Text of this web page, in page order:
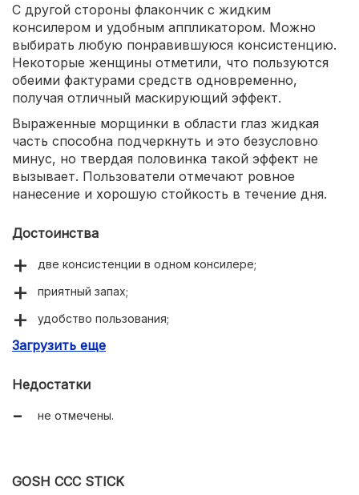
С другой стороны флакончик с жидким
консилером и удобным аппликатором. Можно
выбирать любую понравившуюся консистенцию.
Некоторые женщины отметили, что пользуются
обеими фактурами средств одновременно,
получая отличный маскирующий эффект.
Выраженные морщинки в области глаз жидкая
часть способна подчеркнуть и это безусловно
минус, но твердая половинка такой эффект не
вызывает. Пользователи отмечают ровное
нанесение и хорошую стойкость в течение дня.
Достоинства
две консистенции в одном консилере;
приятный запах;
удобство пользования;
хороший кроющий эффект;
Загрузить еще
Недостатки
не отмечены.
GOSH CCC STICK